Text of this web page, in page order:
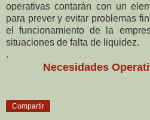
operativas contarán con un
para prever y evitar problemas
el funcionamiento de la
situaciones de falta de liquidez.
.
Necesidades
Compartir